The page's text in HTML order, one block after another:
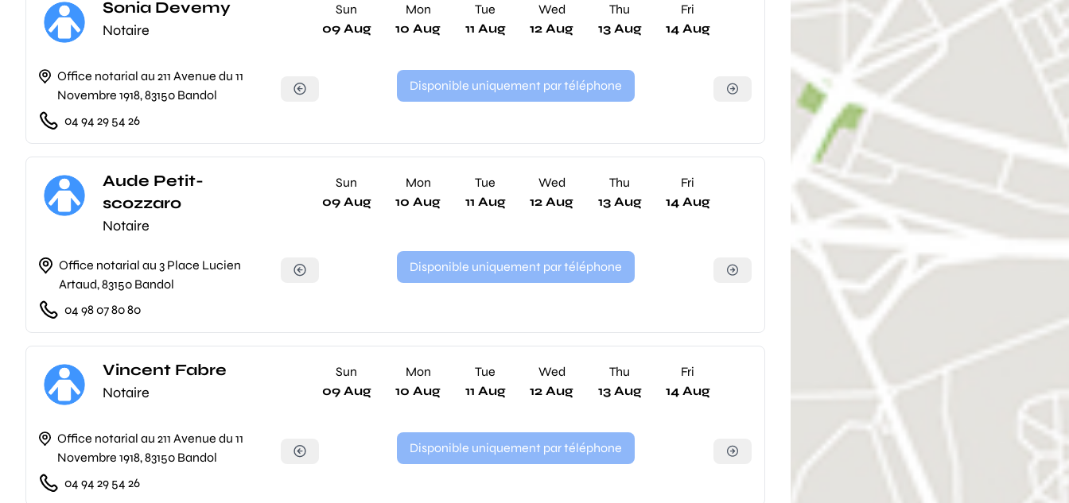
Sonia Devemy
Notaire
Office notarial au 211 Avenue du 11
Novembre 1918, 83150 Bandol
04 94 29 54 26
Sun
09 Aug
Mon
10 Aug
Tue
11 Aug
Wed
12 Aug
Thu
13 Aug
Fri
14 Aug
Disponible uniquement par téléphone
Aude Petit-
scozzaro
Notaire
Office notarial au 3 Place Lucien
Artaud, 83150 Bandol
04 98 07 80 80
Sun
09 Aug
Mon
10 Aug
Tue
11 Aug
Wed
12 Aug
Thu
13 Aug
Fri
14 Aug
Disponible uniquement par téléphone
Vincent Fabre
Notaire
Office notarial au 211 Avenue du 11
Novembre 1918, 83150 Bandol
04 94 29 54 26
Sun
09 Aug
Mon
10 Aug
Tue
11 Aug
Wed
12 Aug
Thu
13 Aug
Fri
14 Aug
Disponible uniquement par téléphone